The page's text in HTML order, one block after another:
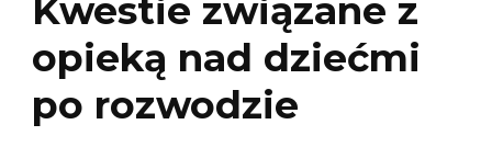
Kwestie związane z
opieką nad dziećmi
po rozwodzie